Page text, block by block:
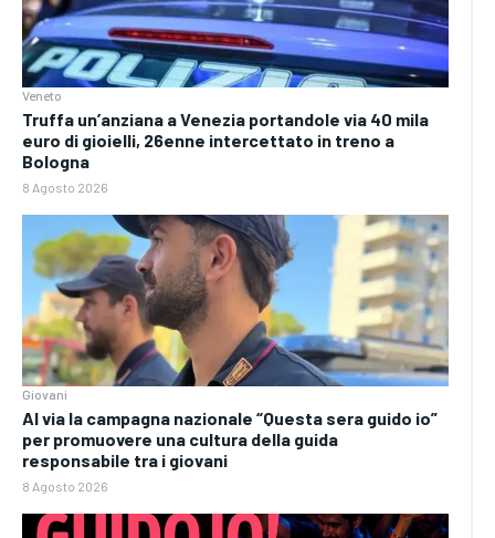
Veneto
Truffa un’anziana a Venezia portandole via 40 mila
euro di gioielli, 26enne intercettato in treno a
Bologna
8 Agosto 2026
Giovani
Al via la campagna nazionale “Questa sera guido io”
per promuovere una cultura della guida
responsabile tra i giovani
8 Agosto 2026